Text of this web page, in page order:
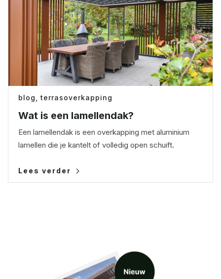
blog,terrasoverkapping
Wat is een lamellendak?
Een lamellendak is een overkapping met aluminium
lamellen die je kantelt of volledig open schuift.
Lees verder